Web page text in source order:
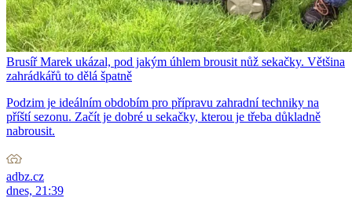
Brusíř Marek ukázal, pod jakým úhlem brousit nůž sekačky. Většina
zahrádkářů to dělá špatně
Podzim je ideálním obdobím pro přípravu zahradní techniky na
příští sezonu. Začít je dobré u sekačky, kterou je třeba důkladně
nabrousit.
adbz.cz
dnes, 21:39